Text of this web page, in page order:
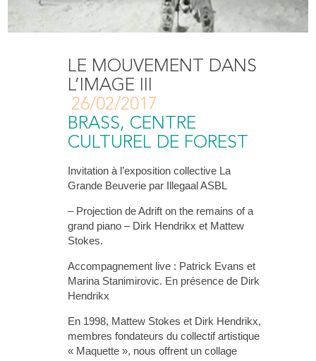
LE MOUVEMENT DANS
L’IMAGE III
26/02/2017
BRASS, CENTRE
CULTUREL DE FOREST
Invitation à l’exposition collective La
Grande Beuverie par Illegaal ASBL
– Projection de Adrift on the remains of a
grand piano – Dirk Hendrikx et Mattew
Stokes.
Accompagnement live : Patrick Evans et
Marina Stanimirovic. En présence de Dirk
Hendrikx
En 1998, Mattew Stokes et Dirk Hendrikx,
membres fondateurs du collectif artistique
« Maquette », nous offrent un collage